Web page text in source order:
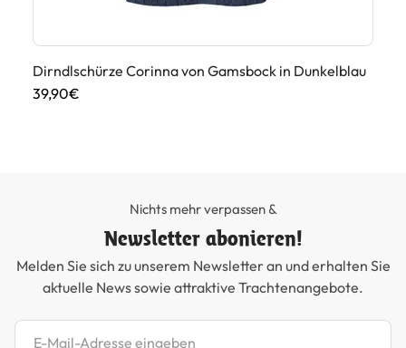
Dirndlschürze Corinna von Gamsbock in Dunkelblau
39,90€
Nichts mehr verpassen &
Newsletter abonieren!
Melden Sie sich zu unserem Newsletter an und erhalten Sie
aktuelle News sowie attraktive Trachtenangebote.
Newsletter abonnieren